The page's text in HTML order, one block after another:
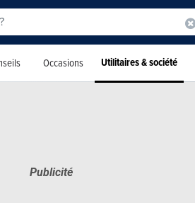
Occasions Utilitaires & société